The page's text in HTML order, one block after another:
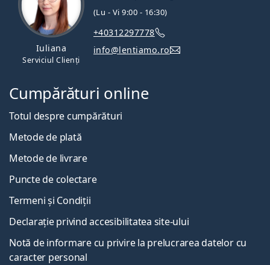
Iuliana
Serviciul Clienți
(Lu - Vi 9:00 - 16:30)
+40312297778
info@lentiamo.ro
Cumpărături online
Totul despre cumpărături
Metode de plată
Metode de livrare
Puncte de colectare
Termeni și Condiții
Declarație privind accesibilitatea site-ului
Notă de informare cu privire la prelucrarea datelor cu
caracter personal